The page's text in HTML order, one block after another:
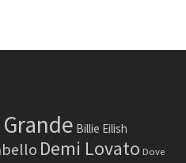
Billie Eilish
Demi Lovato Dove